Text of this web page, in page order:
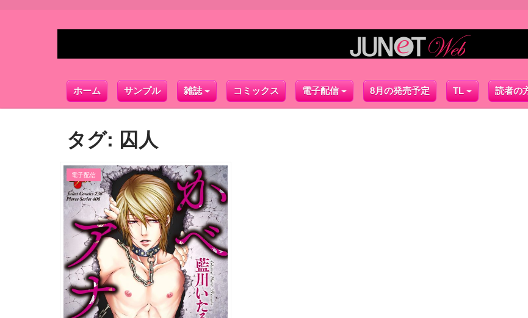
ホーム サンプル 雑誌 コミックス 電子配信 8月の発売予定 TL 読者の
タグ: 囚人
電子配信